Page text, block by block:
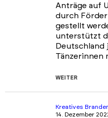
Anträge auf
durch
gestellt
unterstützt
Deutschland
Tänzerinnen
WEITER
Kreatives
14. Dezember